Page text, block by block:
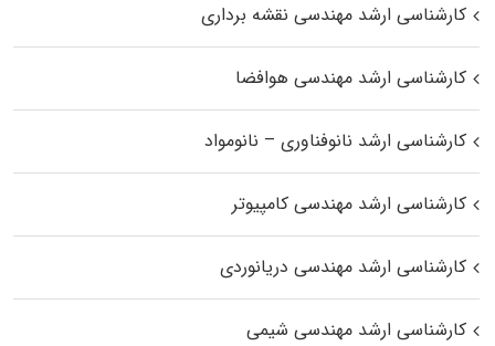
کارشناسی ارشد مهندسی نقشه برداری
کارشناسی ارشد مهندسی هوافضا
کارشناسی ارشد نانوفناوری – نانومواد
کارشناسی ارشد مهندسی کامپیوتر
کارشناسی ارشد مهندسی دریانوردی
کارشناسی ارشد مهندسی شیمی